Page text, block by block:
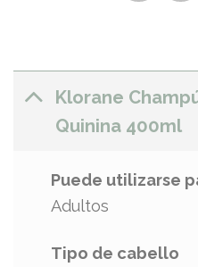
Klorane
Quinina 400ml
Puede utilizarse
Adultos
Tipo de cabello